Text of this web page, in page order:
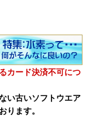
カード決済不可につ
い古いソフトウエア
ります。